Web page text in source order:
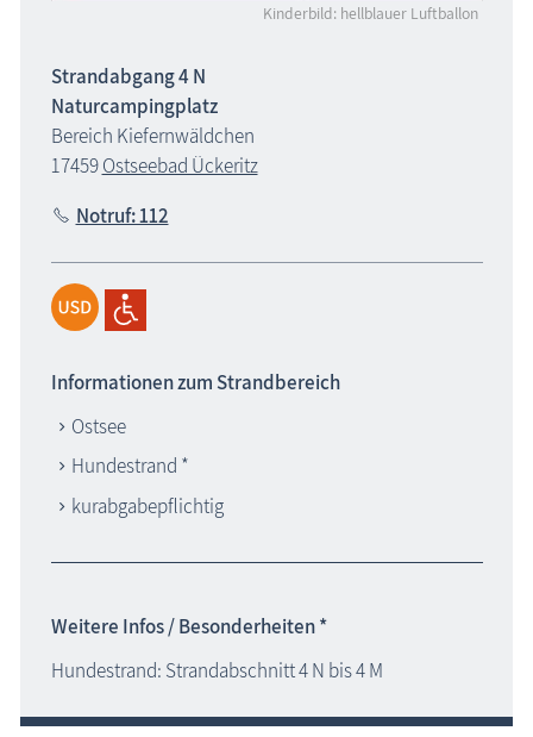
Kinderbild: hellblauer Luftballon
Strandabgang 4 N
Naturcampingplatz
Bereich Kiefernwäldchen
17459Ostseebad Ückeritz
Notruf: 112
Informationen zum Strandbereich
Ostsee
Hundestrand *
kurabgabepflichtig
Weitere Infos / Besonderheiten *
Hundestrand: Strandabschnitt 4 N bis 4 M